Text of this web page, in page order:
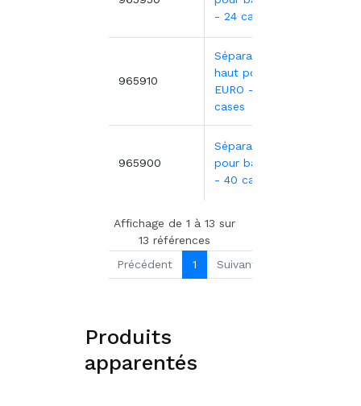
- 24 cases
965910
Séparateur
haut pour bac
EURO - 40
cases
965900
Séparateur bas
pour bac EURO
- 40 cases
Affichage de 1 à 13 sur
13 références
Précédent
1 Suivant
Produits
apparentés